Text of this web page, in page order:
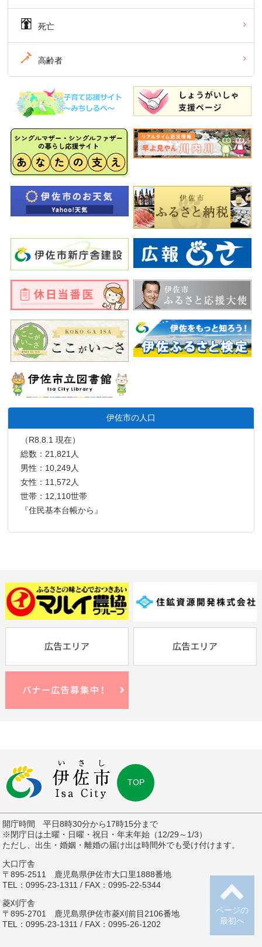
死亡
高齢者
伊佐市の人口
（R8.8.1 現在）
総数：21,821人
男性：10,249人
女性：11,572人
世帯：12,110世帯
『住民基本台帳から』
ページの
最初へ
TOP
開庁時間 平日8時30分から17時15分まで
※閉庁日は土曜・日曜・祝日・年末年始（12/29～1/3）
ただし、出生・婚姻・離婚の届け出は時間外でも受け付けます。
大口庁舎
〒895-2511 鹿児島県伊佐市大口里1888番地
TEL：0995-23-1311 / FAX：0995-22-5344
菱刈庁舎
〒895-2701 鹿児島県伊佐市菱刈前目2106番地
TEL：0995-23-1311 / FAX：0995-26-1202